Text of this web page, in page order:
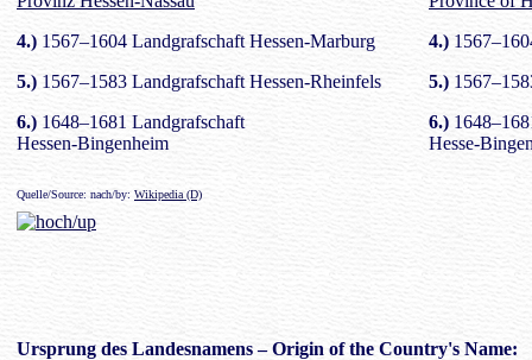
4.) 1567–1604 Landgrafschaft Hessen-Marburg
5.) 1567–1583 Landgrafschaft Hessen-Rheinfels
6.) 1648–1681 Landgrafschaft
Hessen-Bingenheim
4.)
5.)
6.)
Hesse-
Quelle/Source: nach/by: Wikipedia (D)
Ursprung des Landesnamens– Origin of the Country's Name: